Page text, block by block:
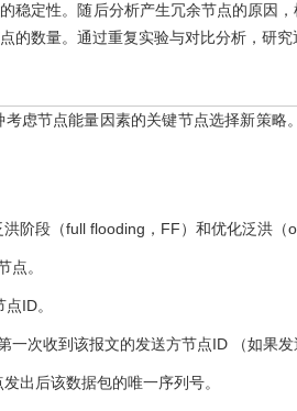
稳定性。随后分析产生冗余节点的原因
的数量。通过重复实验与对比分析，研
考虑节点能量因素的关键节点选择新策
洪阶段（full flooding，FF）和优化泛洪
点。
ID。
一次收到该报文的发送方节点ID （如果
出后该数据包的唯一序列号。